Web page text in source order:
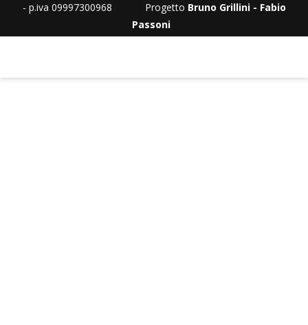
- p.iva 09997300968 Progetto Bruno Grillini - Fabio
Passoni